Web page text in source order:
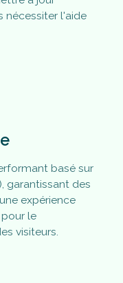
nécessiter l'aide
basé sur
garantissant des
expérience
le
visiteurs​.